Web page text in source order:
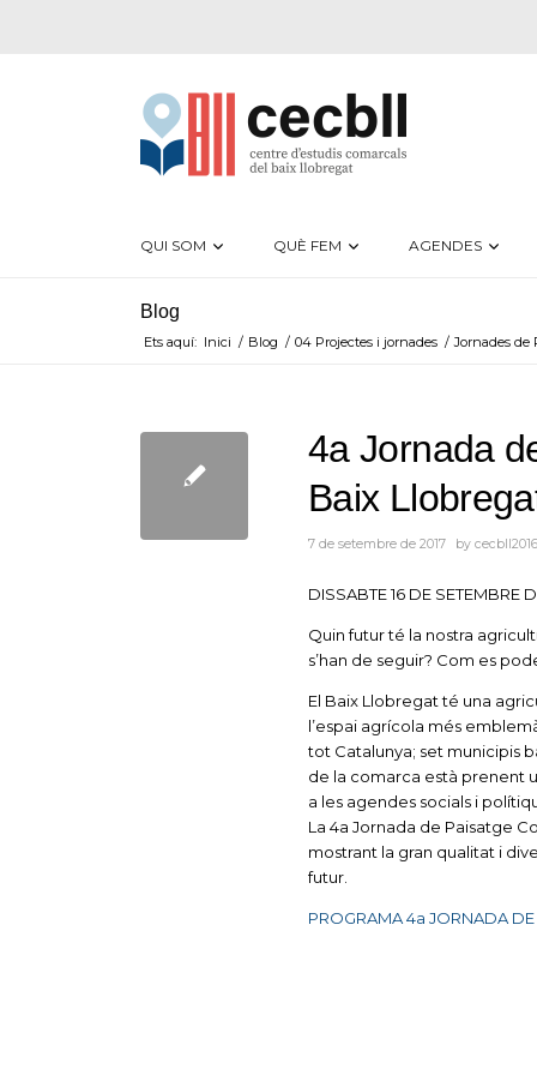
QUI SOM QUÈ FEM AGENDES
Blog
Ets aquí: Inici / Blog / 04 Projectes i jornades / Jornades de
4a Jornada
Baix
7 de setembre de 2017 by
DISSABTE 16 DE
Quin futur té la nostra
s’han de seguir? Com es
El Baix Llobregat té una
l’espai agrícola més
tot Catalunya; set municipis
de la comarca està prenent
a les agendes socials i
La 4a Jornada de Paisatge
mostrant la gran qualitat i
futur.
PROGRAMA 4a JORNADA